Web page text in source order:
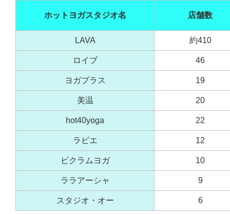
ホットヨガスタジオ名 店舗数
LAVA 約410
ロイブ 46
ヨガプラス 19
美温 20
hot40yoga 22
ラビエ 12
ビクラムヨガ 10
ララアーシャ 9
スタジオ・オー 6